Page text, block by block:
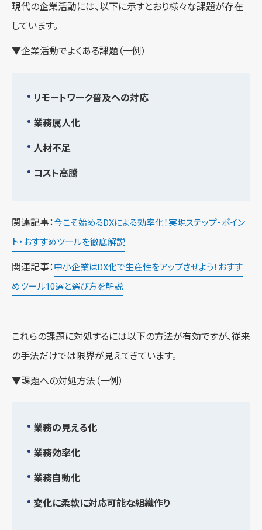
現代の企業活動には、以下に示すとおり様々な課題が存在
しています。
▼企業活動でよくある課題（一例）
リモートワーク普及への対応
業務属人化
人材不足
コスト高騰
関連記事：今こそ始めるDXによる効率化！実現ステップ・ポイン
ト・おすすめツールを徹底解説
関連記事： 中小企業はDX化で生産性をアップさせよう！おすす
めツール10選と選び方を解説
これらの課題に対処するには以下の方法が有効ですが、従来
の手法だけでは限界が見えてきています。
▼課題への対処方法（一例）
業務の見える化
業務効率化
業務自動化
変化に柔軟に対応可能な組織作り